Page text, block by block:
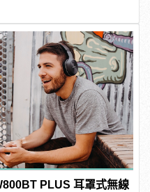
PLUS 耳罩式無線